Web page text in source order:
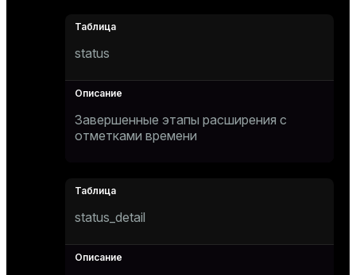
status
Завершенные этапы расширения с
отметками времени
status_detail